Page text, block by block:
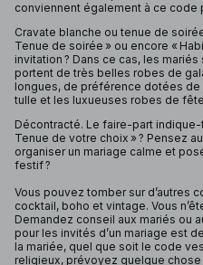
conviennent également à ce code
Cravate blanche ou tenue de
Tenue de soirée » ou encore «
invitation ? Dans ce cas, les
portent de très belles robes de
longues, de préférence dotées
tulle et les luxueuses robes de
Décontracté. Le faire-part
Tenue de votre choix » ? Pensez
organiser un mariage calme et
festif ?
Vous pouvez tomber sur d’autres
cocktail, boho et vintage. Vous
Demandez conseil aux mariés ou
pour les invités d’un mariage est
la mariée, quel que soit le code
religieux, prévoyez quelque